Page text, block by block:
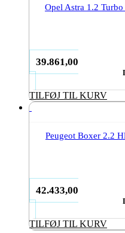
Opel Astra 1.2
39.861,00
TILFØJ TIL KURV
Peugeot Boxer 2.2
42.433,00
TILFØJ TIL KURV